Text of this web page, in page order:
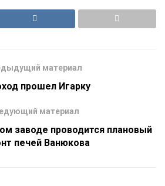
материал
прошел Игарку
материал
заводе проводится плановый
печей Ванюкова